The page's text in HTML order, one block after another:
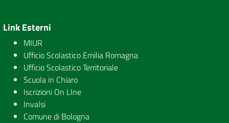
Link Esterni
MIUR
Ufficio Scolastico Emilia Romagna
Ufficio Scolastico Territoriale
Scuola in Chiaro
Iscrizioni On LIne
Invalsi
Comune di Bologna